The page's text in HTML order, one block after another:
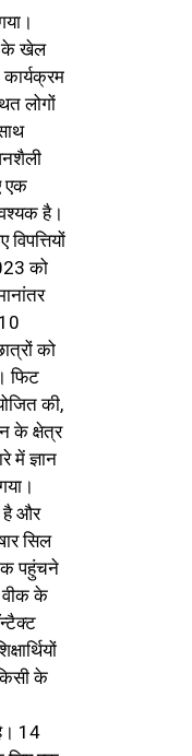
के खेल
लोगों
एक
है।
को
को
फिट
की,
के क्षेत्र
में ज्ञान
है और
सिल
पहुंचने
वीक के
के
14